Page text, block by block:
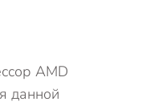
AMD
данной